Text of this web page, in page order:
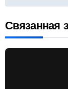
Связанная